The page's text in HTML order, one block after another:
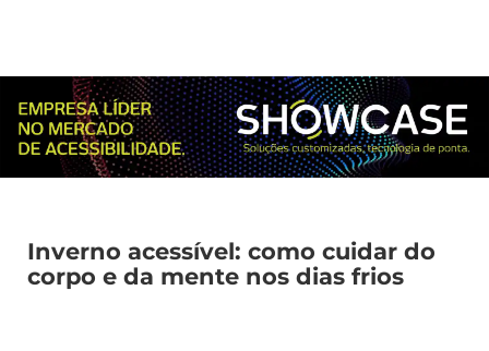
Inverno acessível: como cuidar do
corpo e da mente nos dias frios